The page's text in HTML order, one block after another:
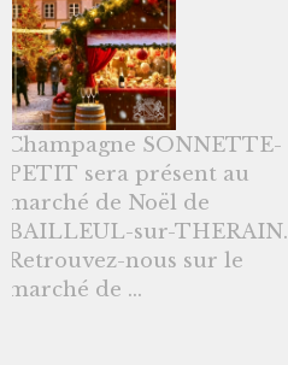
Champagne SONNETTE-
PETIT sera présent au
marché de Noël de
BAILLEUL-sur-THERAIN.
Retrouvez-nous sur le
marché de ...